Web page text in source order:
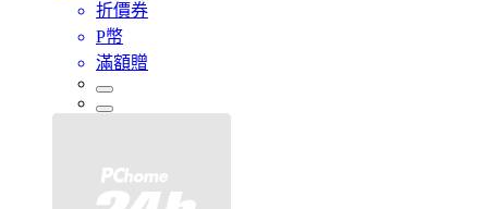
折價券
P幣
滿額贈